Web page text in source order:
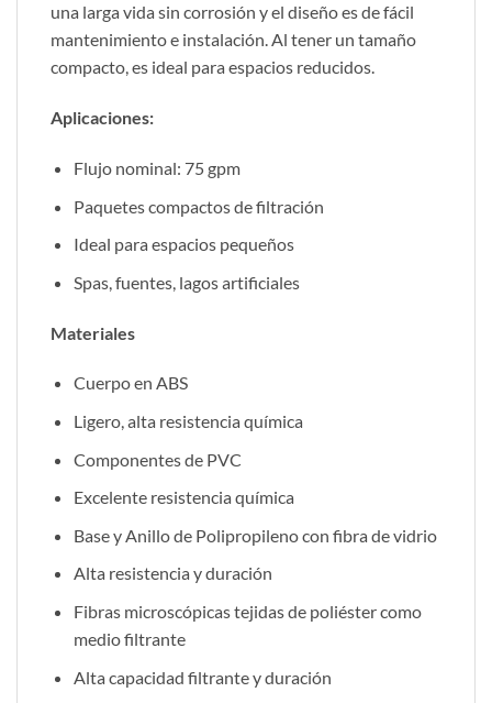
una larga vida sin corrosión y el diseño es de fácil
mantenimiento e instalación. Al tener un tamaño
compacto, es ideal para espacios reducidos.
Aplicaciones:
Flujo nominal: 75 gpm
Paquetes compactos de filtración
Ideal para espacios pequeños
Spas, fuentes, lagos artificiales
Materiales
Cuerpo en ABS
Ligero, alta resistencia química
Componentes de PVC
Excelente resistencia química
Base y Anillo de Polipropileno con fibra de vidrio
Alta resistencia y duración
Fibras microscópicas tejidas de poliéster como
medio filtrante
Alta capacidad filtrante y duración